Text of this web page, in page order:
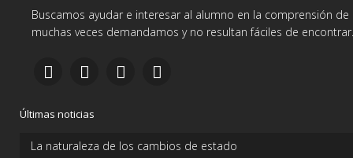
Buscamos ayudar e interesar al alumno en la comprensión
muchas veces demandamos y no resultan fáciles de encontrar.
Últimas noticias
La naturaleza de los cambios de estado